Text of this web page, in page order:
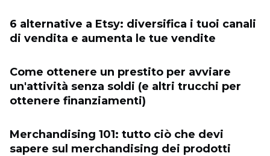
6 alternative a Etsy: diversifica i tuoi canali
di vendita e aumenta le tue vendite
Come ottenere un prestito per avviare
un'attività senza soldi (e altri trucchi per
ottenere finanziamenti)
Merchandising 101: tutto ciò che devi
sapere sul merchandising dei prodotti